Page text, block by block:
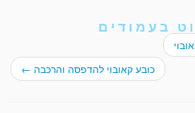
בעמודים
כובע קאובוי להדפסה והרכבה ←